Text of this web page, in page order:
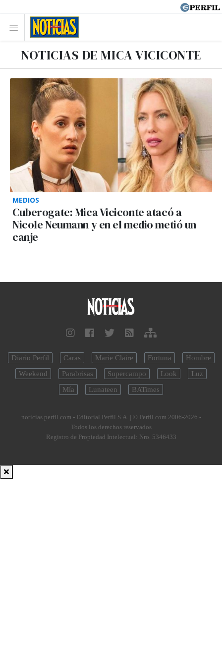
NOTICIAS DE MICA VICICONTE
MEDIOS
Cuberogate: Mica Viciconte atacó a
Nicole Neumann y en el medio metió un
canje
Diario Perfil Caras Marie Claire Fortuna
Hombre
Weekend
Parabrisas Supercampo Look
Luz
Mía
Lunateen BATimes
noticias.perfil.com - Editorial Perfil S.A. | © Perfil.com 2006-2026 -
Todos los derechos reservados
Registro de Propiedad Intelectual: Nro. 5346433